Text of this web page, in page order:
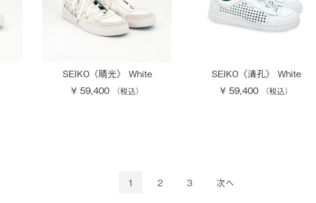
SEIKO《晴光》 White
¥ 59,400
SEIKO《清孔》 White
¥ 59,400
1 2 3 次へ